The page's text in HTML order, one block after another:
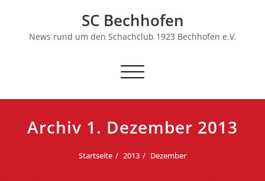
SC Bechhofen
News rund um den Schachclub 1923 Bechhofen e.V.
Schalte
Archiv 1. Dezember 2013
Startseite 2013 Dezember